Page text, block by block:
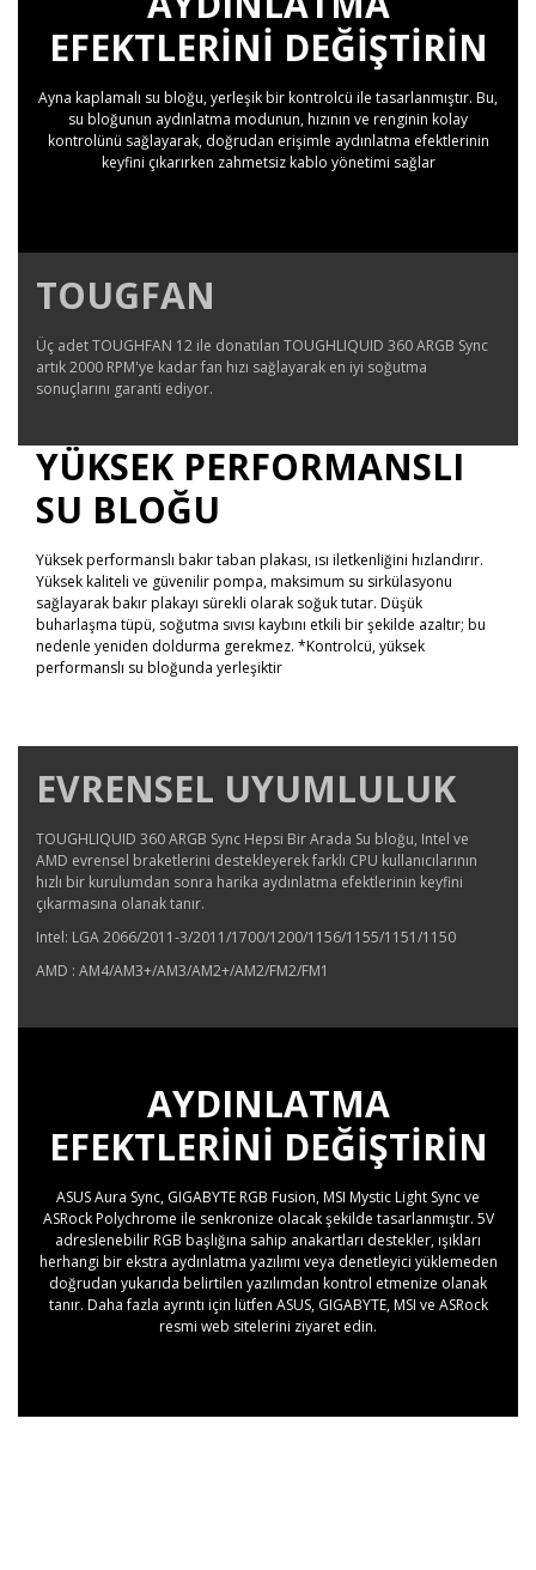
EFEKTLERINI DEĞIŞTIRIN
Ayna kaplamalı su bloğu, yerleşik bir kontrolcü ile tasarlanmıştır. Bu,
su bloğunun aydınlatma modunun, hızının ve renginin kolay
kontrolünü sağlayarak, doğrudan erişimle aydınlatma efektlerinin
keyfini çıkarırken zahmetsiz kablo yönetimi sağlar
TOUGFAN
Üç adet TOUGHFAN 12 ile donatılan TOUGHLIQUID 360 ARGB Sync
artık 2000 RPM'ye kadar fan hızı sağlayarak en iyi soğutma
sonuçlarını garanti ediyor.
YÜKSEK PERFORMANSLI
SU BLOĞU
Yüksek performanslı bakır taban plakası, ısı iletkenliğini hızlandırır.
Yüksek kaliteli ve güvenilir pompa, maksimum su sirkülasyonu
sağlayarak bakır plakayı sürekli olarak soğuk tutar. Düşük
buharlaşma tüpü, soğutma sıvısı kaybını etkili bir şekilde azaltır; bu
nedenle yeniden doldurma gerekmez. *Kontrolcü, yüksek
performanslı su bloğunda yerleşiktir
EVRENSEL UYUMLULUK
TOUGHLIQUID 360 ARGB Sync Hepsi Bir Arada Su bloğu, Intel ve
AMD evrensel braketlerini destekleyerek farklı CPU kullanıcılarının
hızlı bir kurulumdan sonra harika aydınlatma efektlerinin keyfini
çıkarmasına olanak tanır.
Intel: LGA 2066/2011-3/2011/1700/1200/1156/1155/1151/1150
AMD : AM4/AM3+/AM3/AM2+/AM2/FM2/FM1
AYDINLATMA
EFEKTLERINI DEĞIŞTIRIN
ASUS Aura Sync, GIGABYTE RGB Fusion, MSI Mystic Light Sync ve
ASRock Polychrome ile senkronize olacak şekilde tasarlanmıştır. 5V
adreslenebilir RGB başlığına sahip anakartları destekler, ışıkları
herhangi bir ekstra aydınlatma yazılımı veya denetleyici yüklemeden
doğrudan yukarıda belirtilen yazılımdan kontrol etmenize olanak
tanır. Daha fazla ayrıntı için lütfen ASUS, GIGABYTE, MSI ve ASRock
resmi web sitelerini ziyaret edin.